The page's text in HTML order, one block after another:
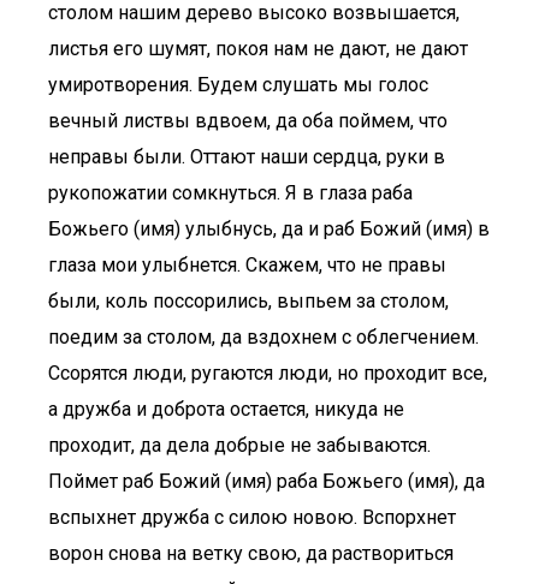
столом нашим дерево высоко возвышается,
листья его шумят, покоя нам не дают, не дают
умиротворения. Будем слушать мы голос
вечный листвы вдвоем, да оба поймем, что
неправы были. Оттают наши сердца, руки в
рукопожатии сомкнуться. Я в глаза раба
Божьего (имя) улыбнусь, да и раб Божий (имя) в
глаза мои улыбнется. Скажем, что не правы
были, коль поссорились, выпьем за столом,
поедим за столом, да вздохнем с облегчением.
Ссорятся люди, ругаются люди, но проходит все,
а дружба и доброта остается, никуда не
проходит, да дела добрые не забываются.
Поймет раб Божий (имя) раба Божьего (имя), да
вспыхнет дружба с силою новою. Вспорхнет
ворон снова на ветку свою, да раствориться